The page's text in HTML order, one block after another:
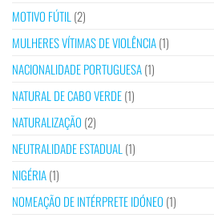
MOTIVO FÚTIL (2)
MULHERES VÍTIMAS DE VIOLÊNCIA(1)
NACIONALIDADE PORTUGUESA(1)
NATURAL DE CABO VERDE(1)
NATURALIZAÇÃO (2)
NEUTRALIDADE ESTADUAL (1)
NIGÉRIA(1)
NOMEAÇÃO DE INTÉRPRETE IDÓNEO (1)